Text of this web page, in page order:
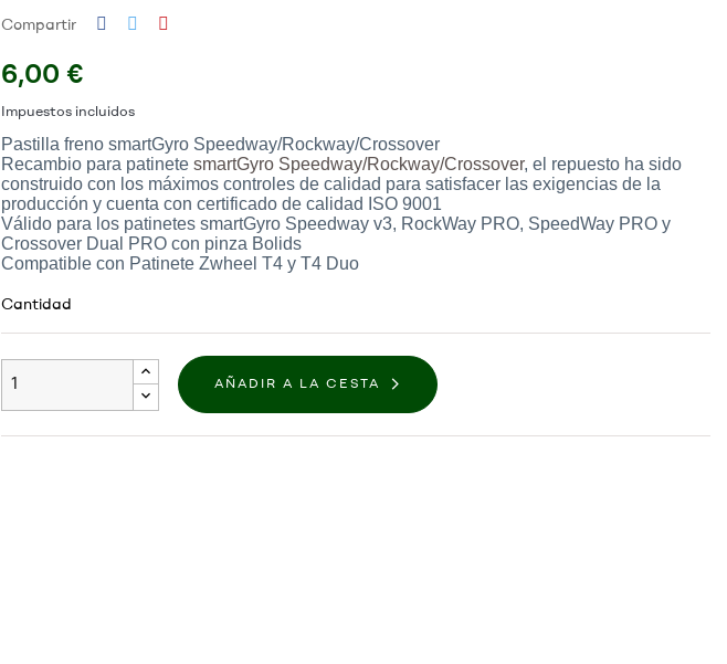
Compartir
6,00 €
Impuestos incluidos
Pastilla freno smartGyro Speedway/Rockway/Crossover
Recambio para patinete smartGyro Speedway/Rockway/Crossover, el repuesto ha sido
construido con los máximos controles de calidad para satisfacer las exigencias de la
producción y cuenta con certificado de calidad ISO 9001
Válido para los patinetes smartGyro Speedway v3, RockWay PRO, SpeedWay PRO y
Crossover Dual PRO con pinza Bolids
Compatible con Patinete Zwheel T4 y T4 Duo
Cantidad
AÑADIR A LA CESTA